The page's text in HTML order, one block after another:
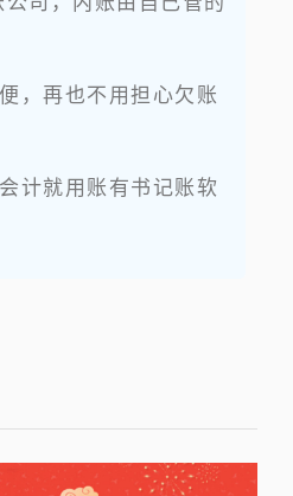
，再也不用担心欠账
计就用账有书记账软